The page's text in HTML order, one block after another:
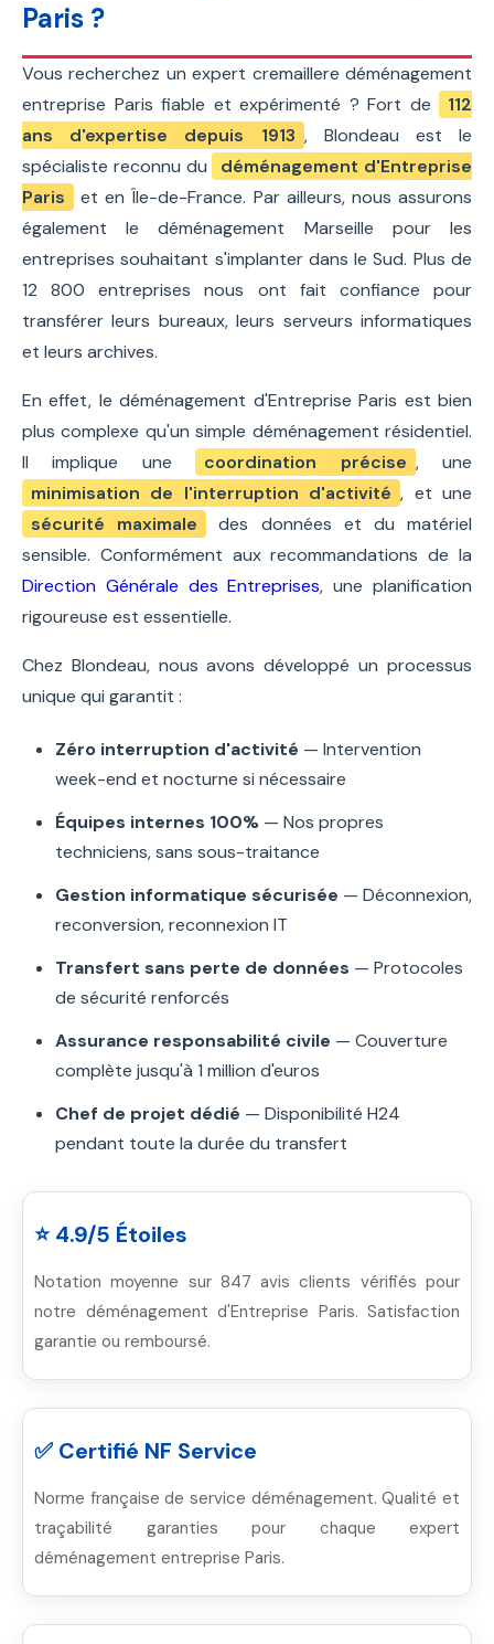
Paris ?
Vous recherchez un expert cremaillere déménagement
entreprise Paris fiable et expérimenté ? Fort de
112
ans d'expertise depuis 1913 , Blondeau est le
spécialiste reconnu du
déménagement d'Entreprise
Paris
et en Île-de-France. Par ailleurs, nous assurons
également le déménagement Marseille pour les
entreprises souhaitant s'implanter dans le Sud. Plus de
12 800 entreprises nous ont fait confiance pour
transférer leurs bureaux, leurs serveurs informatiques
et leurs archives.
En effet, le déménagement d'Entreprise Paris est bien
plus complexe qu'un simple déménagement résidentiel.
Il implique une
coordination précise , une
minimisation de l'interruption d'activité , et une
sécurité maximale
des données et du matériel
sensible. Conformément aux recommandations de la
Direction Générale des Entreprises, une planification
rigoureuse est essentielle.
Chez Blondeau, nous avons développé un processus
unique qui garantit :
Zéro interruption d'activité — Intervention
week-end et nocturne si nécessaire
Équipes internes 100% — Nos propres
techniciens, sans sous-traitance
Gestion informatique sécurisée — Déconnexion,
reconversion, reconnexion IT
Transfert sans perte de données — Protocoles
de sécurité renforcés
Assurance responsabilité civile — Couverture
complète jusqu'à 1 million d'euros
Chef de projet dédié — Disponibilité H24
pendant toute la durée du transfert
⭐ 4.9/5 Étoiles
Notation moyenne sur 847 avis clients vérifiés pour
notre déménagement d'Entreprise Paris. Satisfaction
garantie ou remboursé.
✅ Certifié NF Service
Norme française de service déménagement. Qualité et
traçabilité garanties pour chaque expert
déménagement entreprise Paris.